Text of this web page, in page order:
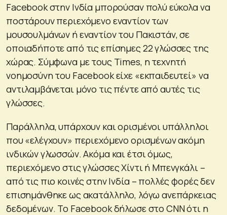
Facebook στην Ινδία μπορούσαν πολύ εύκολα να
ποστάρουν περιεχόμενο εναντίον των
μουσουλμάνων ή εναντίον του Πακιστάν, σε
οποιαδήποτε από τις επίσημες 22 γλώσσες της
χώρας. Σύμφωνα με τους Times, η τεχνητή
νοημοσύνη του Facebook είχε «εκπαιδευτεί» να
αντιλαμβάνεται μόνο τις πέντε από αυτές τις
γλώσσες.
Παράλληλα, υπάρχουν και ορισμένοι υπάλληλοι
που «ελέγχουν» περιεχόμενο ορισμένων ακόμη
ινδικών γλωσσών. Ακόμα και έτσι όμως,
περιεχόμενο στις γλώσσες Χίντι ή Μπενγκάλι –
από τις πιο κοινές στην Ινδία – πολλές φορές δεν
επισημάνθηκε ως ακατάλληλο, λόγω ανεπάρκειας
δεδομένων. Το Facebook δήλωσε στο CNN ότι η